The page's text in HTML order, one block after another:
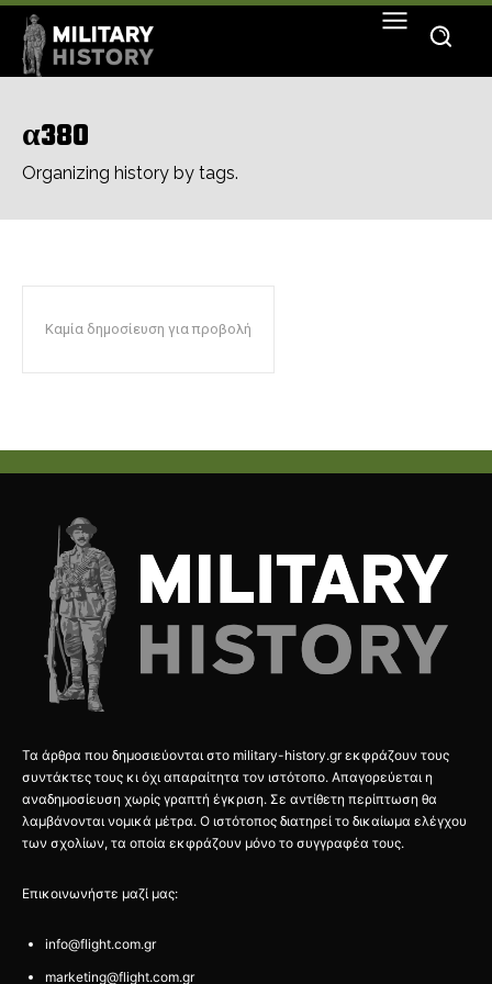
α380
Organizing history by tags.
Καμία δημοσίευση για προβολή
Τα άρθρα που δημοσιεύονται στο military-history.gr εκφράζουν τους
συντάκτες τους κι όχι απαραίτητα τον ιστότοπο. Απαγορεύεται η
αναδημοσίευση χωρίς γραπτή έγκριση. Σε αντίθετη περίπτωση θα
λαμβάνονται νομικά μέτρα. Ο ιστότοπος διατηρεί το δικαίωμα ελέγχου
των σχολίων, τα οποία εκφράζουν μόνο το συγγραφέα τους.
Επικοινωνήστε μαζί μας:
info@flight.com.gr
marketing@flight.com.gr